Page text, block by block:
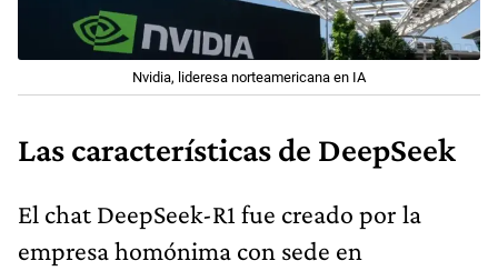
Nvidia, lideresa norteamericana en IA
Las características de DeepSeek
El chat DeepSeek-R1 fue creado por la
empresa homónima con sede en